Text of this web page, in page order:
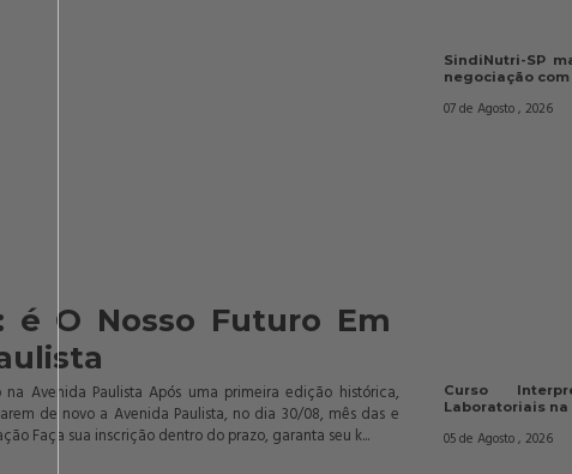
é O Nosso Futuro Em
Avenida Paulista Após uma primeira edição histórica,
de novo a Avenida Paulista, no dia 30/08, mês das e
Faça sua inscrição dentro do prazo, garanta seu k...
SindiNutri-SP
negociação com
07 de Agosto , 2026
Curso
Laboratoriais
05 de Agosto , 2026